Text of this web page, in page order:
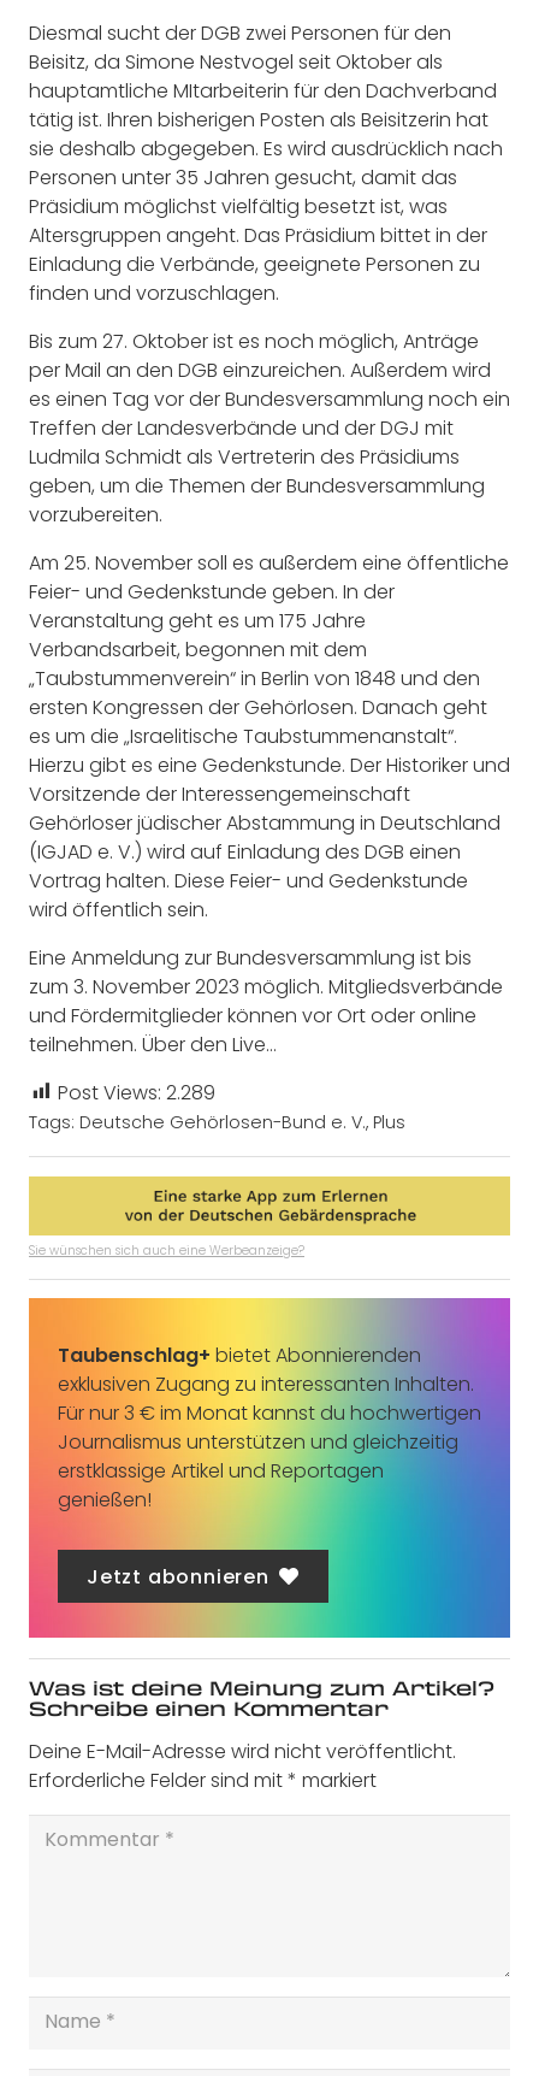
Diesmal sucht der DGB zwei Personen für den
Beisitz, da Simone Nestvogel seit Oktober als
hauptamtliche MItarbeiterin für den Dachverband
tätig ist. Ihren bisherigen Posten als Beisitzerin hat
sie deshalb abgegeben. Es wird ausdrücklich nach
Personen unter 35 Jahren gesucht, damit das
Präsidium möglichst vielfältig besetzt ist, was
Altersgruppen angeht. Das Präsidium bittet in der
Einladung die Verbände, geeignete Personen zu
finden und vorzuschlagen.
Bis zum 27. Oktober ist es noch möglich, Anträge
per Mail an den DGB einzureichen. Außerdem wird
es einen Tag vor der Bundesversammlung noch ein
Treffen der Landesverbände und der DGJ mit
Ludmila Schmidt als Vertreterin des Präsidiums
geben, um die Themen der Bundesversammlung
vorzubereiten.
Am 25. November soll es außerdem eine öffentliche
Feier- und Gedenkstunde geben. In der
Veranstaltung geht es um 175 Jahre
Verbandsarbeit, begonnen mit dem
„Taubstummenverein“ in Berlin von 1848 und den
ersten Kongressen der Gehörlosen. Danach geht
es um die „Israelitische Taubstummenanstalt“.
Hierzu gibt es eine Gedenkstunde. Der Historiker und
Vorsitzende der Interessengemeinschaft
Gehörloser jüdischer Abstammung in Deutschland
(IGJAD e. V.) wird auf Einladung des DGB einen
Vortrag halten. Diese Feier- und Gedenkstunde
wird öffentlich sein.
Eine Anmeldung zur Bundesversammlung ist bis
zum 3. November 2023 möglich. Mitgliedsverbände
und Fördermitglieder können vor Ort oder online
teilnehmen. Über den Live…
Post Views: 2.289
Tags: Deutsche Gehörlosen-Bund e. V., Plus
Sie wünschen sich auch eine Werbeanzeige?
Taubenschlag+ bietet Abonnierenden
exklusiven Zugang zu interessanten Inhalten.
Für nur 3 € im Monat kannst du hochwertigen
Journalismus unterstützen und gleichzeitig
erstklassige Artikel und Reportagen
genießen!
Jetzt abonnieren
Was ist deine Meinung zum Artikel?
Schreibe einen Kommentar
Deine E-Mail-Adresse wird nicht veröffentlicht.
Erforderliche Felder sind mit* markiert